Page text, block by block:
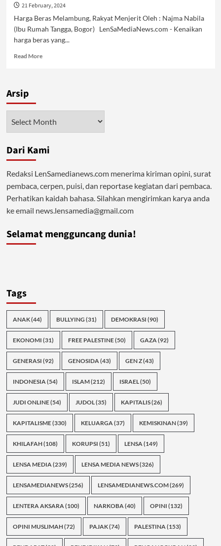
21 February, 2024
Harga Beras Melambung, Rakyat Menjerit Oleh : Najma Nabila
(Ibu Rumah Tangga, Bogor) LenSaMediaNews.com - Kenaikan
harga beras yang...
Read MoreRead
Rakyat
Menjerit
Arsip
Dari Kami
Redaksi LenSamedianews.com menerima kiriman opini, surat
pembaca, cerpen, puisi, dan reportase kegiatan dari pembaca.
Perhatikan kaidah bahasa. Silahkan mengirimkan karya anda
ke email news.lensamedia@gmail.com
Selamat mengguncang dunia!
Tags
ANAK(44) BULLYING (31) DEMOKRASI (90)
EKONOMI (31) FREE PALESTINE(50) GAZA(92)
GENERASI (92) GENOSIDA(43) GEN Z(43)
INDONESIA(54) ISLAM(212) ISRAEL(50)
JUDI ONLINE(54) JUDOL(35) KAPITALIS(26)
KAPITALISME(330) KELUARGA(37) KEMISKINAN(39)
KHILAFAH(108) KORUPSI (51) LENSA(149)
LENSA MEDIA(239) LENSA MEDIA NEWS(326)
LENSAMEDIANEWS(256) LENSAMEDIANEWS.COM(269)
LENTERA AKSARA(100) NARKOBA(40) OPINI (132)
OPINI MUSLIMAH(72) PAJAK(74) PALESTINA(153)